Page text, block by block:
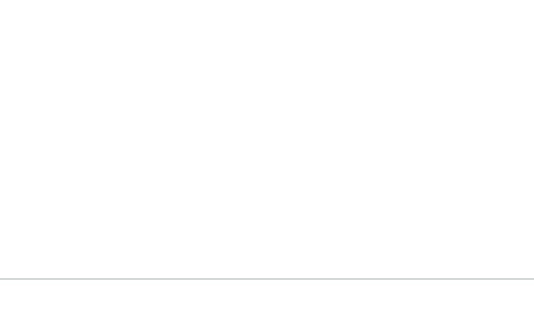
United Kingdom United States